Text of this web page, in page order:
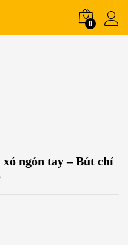
0
ngón tay – Bút chỉ